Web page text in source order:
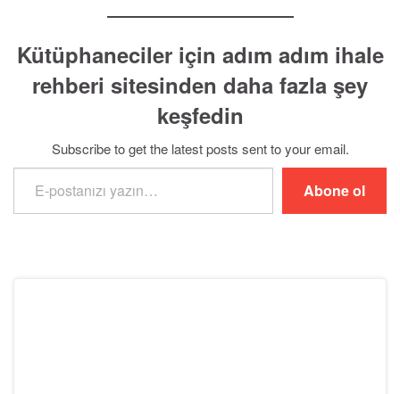
Kütüphaneciler için adım adım ihale
rehberi sitesinden daha fazla şey
keşfedin
Subscribe to get the latest posts sent to your email.
E-postanızı yazın…
Abone ol